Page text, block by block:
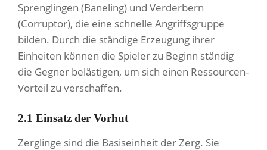
Sprenglingen (Baneling) und Verderbern
(Corruptor), die eine schnelle Angriffsgruppe
bilden. Durch die ständige Erzeugung ihrer
Einheiten können die Spieler zu Beginn ständig
die Gegner belästigen, um sich einen Ressourcen-
Vorteil zu verschaffen.
2.1 Einsatz der Vorhut
Zerglinge sind die Basiseinheit der Zerg. Sie